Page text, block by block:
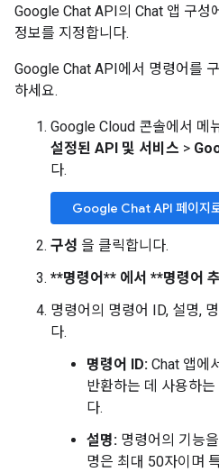
Google Chat API의 Chat 앱 구성
정보를 지정합니다.
Google Chat API에서 명령어를
하세요.
Google Cloud 콘솔에서 메
설정된 API 및 서비스 >
다.
Google Chat API 페이지
구성 을 클릭합니다.
**명령어** 에서 **명령어
명령어의 명령어 ID, 설명,
다.
명령어 ID: Chat 앱에
반환하는 데 사용하
다.
설명: 명령어의 기능
명은 최대 50자이며